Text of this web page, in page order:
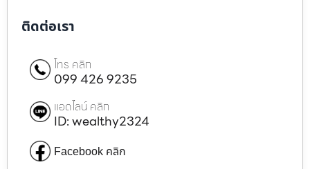
ติดต่อเรา
โทร คลิก
099 426 9235
แอดไลน์ คลิก
ID: wealthy2324
Facebook คลิก